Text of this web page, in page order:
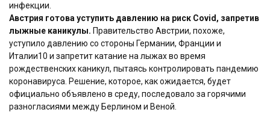
инфекции.
Австрия готова уступить давлению на риск Covid, запретив
лыжные каникулы. Правительство Австрии, похоже,
уступило давлению со стороны Германии, Франции и
Италии10 и запретит катание на лыжах во время
рождественских каникул, пытаясь контролировать пандемию
коронавируса. Решение, которое, как ожидается, будет
официально объявлено в среду, последовало за горячими
разногласиями между Берлином и Веной.